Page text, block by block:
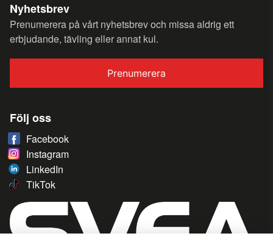
Nyhetsbrev
Prenumerera på vårt nyhetsbrev och missa aldrig ett
erbjudande, tävling eller annat kul.
Prenumerera
Följ oss
Facebook
Instagram
LinkedIn
TikTok